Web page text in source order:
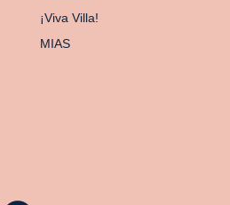
¡Viva Villa!
MIAS